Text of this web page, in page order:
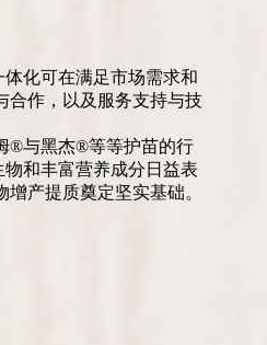
化可在满足市场需求和
合作，以及服务支持与技
®与黑杰®等等护苗的行
和丰富营养成分日益表
产提质奠定坚实基础。